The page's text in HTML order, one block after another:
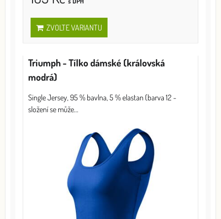
ZVOLTE VARIANTU
Triumph - Tílko dámské (královská
modrá)
Single Jersey, 95 % bavlna, 5 % elastan (barva 12 -
složení se může...